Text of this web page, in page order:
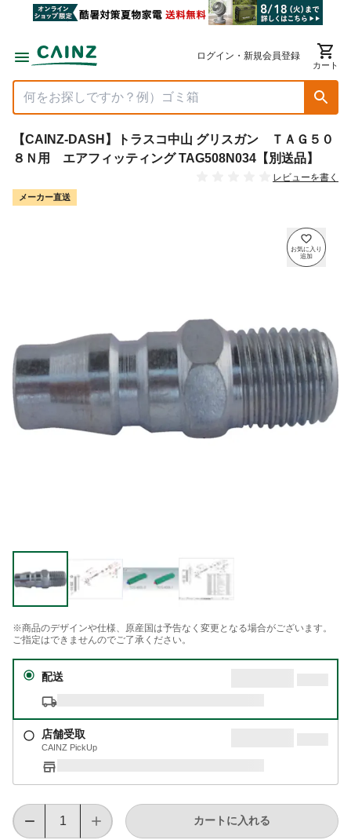
ログイン・新規会員登録
カート
【CAINZ-DASH】トラスコ中山 グリスガン ＴＡＧ５０
８Ｎ用 エアフィッティング TAG508N034【別送品】
レビューを書く
メーカー直送
※商品のデザインや仕様、原産国は予告なく変更となる場合がございます。
ご指定はできませんのでご了承ください。
配送
店舗受取
CAINZ PickUp
カートに入れる